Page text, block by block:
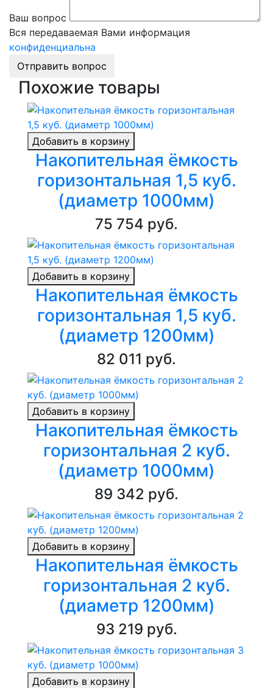
Ваш вопрос
Вся передаваемая Вами информация
конфиденциальна
Отправить вопрос
Похожие товары
Добавить в корзину
Накопительная ёмкость
горизонтальная 1,5 куб.
(диаметр 1000мм)
75 754 руб.
Добавить в корзину
Накопительная ёмкость
горизонтальная 1,5 куб.
(диаметр 1200мм)
82 011 руб.
Добавить в корзину
Накопительная ёмкость
горизонтальная 2 куб.
(диаметр 1000мм)
89 342 руб.
Добавить в корзину
Накопительная ёмкость
горизонтальная 2 куб.
(диаметр 1200мм)
93 219 руб.
Добавить в корзину